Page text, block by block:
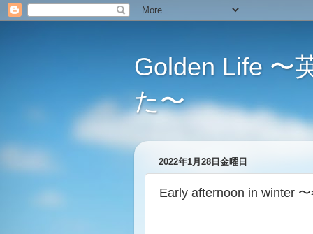
Golden Life 〜
た〜
2022年1月28日金曜日
Early afternoon in winter